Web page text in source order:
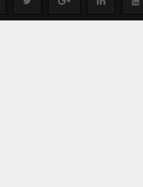
salonu Boşaltmak